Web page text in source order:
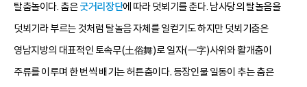
탈춤놀이다. 춤은굿거리장단에 따라 덧뵈기를 춘다. 남사당의 탈놀음을
덧뵈기라 부르는 것처럼 탈놀음 자체를 일컫기도 하지만 덧뵈기춤은
영남지방의 대표적인 토속무(土俗舞)로 일자(一字)사위와 활개춤이
주류를 이루며 한 번씩 배기는 허튼춤이다. 등장인물 일동이 추는 춤은